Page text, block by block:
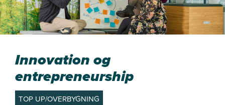
Innovation og
entrepreneurship
TOP UP/OVERBYGNING